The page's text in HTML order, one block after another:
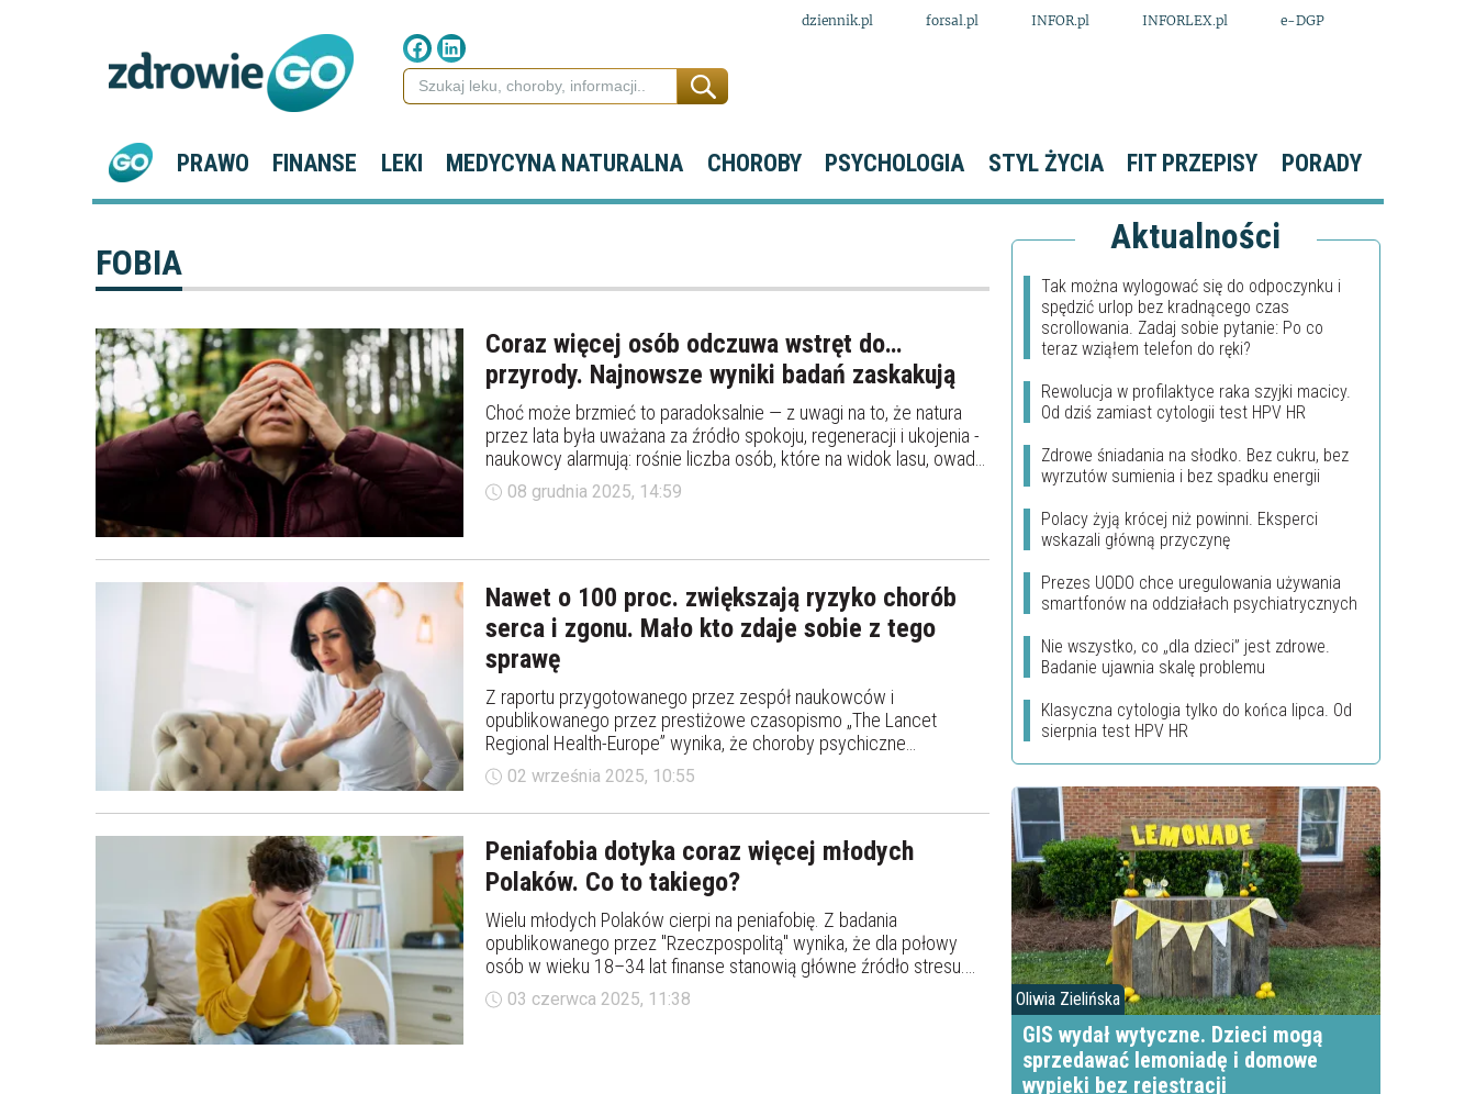
dziennik.pl forsal.pl INFOR.pl INFORLEX.pl e-DGP
PRAWO FINANSE LEKI MEDYCYNA NATURALNA CHOROBY PSYCHOLOGIA STYL ŻYCIA FIT PRZEPISY PORADY
FOBIA
Coraz więcej osób odczuwa wstręt do…
przyrody. Najnowsze wyniki badań zaskakują
Choć może brzmieć to paradoksalnie — z uwagi na to, że natura
przez lata była uważana za źródło spokoju, regeneracji i ukojenia -
naukowcy alarmują: rośnie liczba osób, które na widok lasu, owada
czy dzikiej rośliny czują nie zachwyt, lecz dyskomfort, strach, a
nawet obrzydzenie. Ten trend nie jest przypadkiem, a eksperci
08 grudnia 2025, 14:59
Nawet o 100 proc. zwiększają ryzyko chorób
serca i zgonu. Mało kto zdaje sobie z tego
sprawę
Z raportu przygotowanego przez zespół naukowców i
opublikowanego przez prestiżowe czasopismo „The Lancet
Regional Health-Europe” wynika, że choroby psychiczne
zwiększają ryzyko rozwoju choroby układu sercowo-
naczyniowego o 50-100 proc., a ryzyko powikłań już istniejącej
choroby krążenia o 60-170 proc.
02 września 2025, 10:55
Peniafobia dotyka coraz więcej młodych
Polaków. Co to takiego?
Wielu młodych Polaków cierpi na peniafobię. Z badania
opublikowanego przez "Rzeczpospolitą" wynika, że dla połowy
osób w wieku 18–34 lat finanse stanowią główne źródło stresu.
Co to jest peniafobia i z czego wynika?
03 czerwca 2025, 11:38
Aktualności
Tak można wylogować się do odpoczynku i
spędzić urlop bez kradnącego czas
scrollowania. Zadaj sobie pytanie: Po co
teraz wziąłem telefon do ręki?
Rewolucja w profilaktyce raka szyjki macicy.
Od dziś zamiast cytologii test HPV HR
Zdrowe śniadania na słodko. Bez cukru, bez
wyrzutów sumienia i bez spadku energii
Polacy żyją krócej niż powinni. Eksperci
wskazali główną przyczynę
Prezes UODO chce uregulowania używania
smartfonów na oddziałach psychiatrycznych
Nie wszystko, co „dla dzieci” jest zdrowe.
Badanie ujawnia skalę problemu
Klasyczna cytologia tylko do końca lipca. Od
sierpnia test HPV HR
Oliwia Zielińska
GIS wydał wytyczne. Dzieci mogą
sprzedawać lemoniadę i domowe
wypieki bez rejestracji